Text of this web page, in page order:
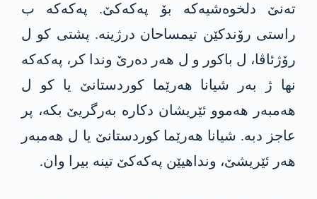
تەنێ دلخوەشیەکە بۆ پەکەکێ. پەکەکە ب
راستی رۆندکێن تیمساحان درژینە. پشتی کو ل
رۆژئاڤا، ل باکور و ل ھەر دەرێ وندا کر، پەکەکە
نھا ژ بەر شیانا ھەرێما کوردستانێ یا کو ل
ھەمبەر ھەموو ئێریشان دکارە بەرگریێ بکە، پر
عاجز دبە. شیانا ھەرێما کوردستانێ یا ل ھەمبەر
ھەر ئێریشێ، ونداھیێن پەکەکێ تینە بیرا وان.